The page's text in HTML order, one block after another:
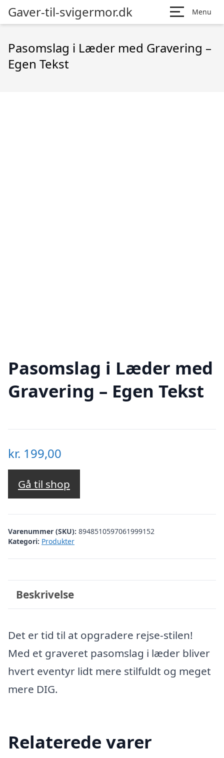
Gaver-til-svigermor.dk Menu
Pasomslag i Læder med Gravering –
Egen Tekst
Pasomslag i Læder med
Gravering – Egen Tekst
kr. 199,00
Gå til shop
Varenummer (SKU): 8948510597061999152
Kategori: Produkter
Beskrivelse
Det er tid til at opgradere rejse-stilen!
Med et graveret pasomslag i læder bliver
hvert eventyr lidt mere stilfuldt og meget
mere DIG.
Relaterede varer